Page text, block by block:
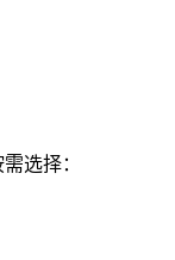
选择：